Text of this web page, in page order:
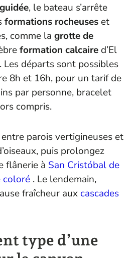
, le bateau s’arrête
formations rocheuses et
comme la grotte de
formation calcaire d’El
départs sont possibles
8h et 16h, pour un tarif de
par personne, bracelet
compris.
parois vertigineuses et
puis prolongez
flânerie à San Cristóbal de
coloré . Le lendemain,
fraîcheur auxcascades
type d’une